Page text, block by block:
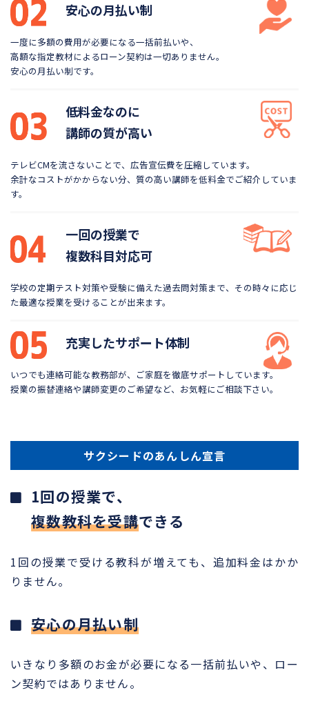
安心の月払い制
一度に多額の費用が必要になる一括前払いや、
高額な指定教材によるローン契約は一切ありません。
安心の月払い制です。
低料金なのに
講師の質が高い
テレビCMを流さないことで、広告宣伝費を圧縮しています。
余計なコストがかからない分、質の高い講師を低料金でご紹介していま
す。
一回の授業で
複数科目対応可
学校の定期テスト対策や受験に備えた過去問対策まで、 その時々に応じ
た最適な授業を受けることが出来ます。
充実したサポート体制
いつでも連絡可能な教務部が、ご家庭を徹底サポートしています。
授業の振替連絡や講師変更のご希望など、お気軽にご相談下さい。
サクシードのあんしん宣言
1回の授業で、
複数教科を受講できる
1回の授業で受ける教科が増えても、追加料金はかか
りません。
安心の月払い制
いきなり多額のお金が必要になる一括前払いや、ロー
ン契約ではありません。